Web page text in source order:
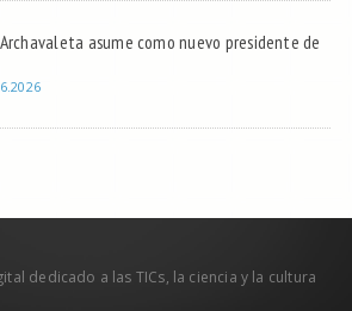
asume como nuevo presidente de
dedicado a las TICs, la ciencia y la cultura